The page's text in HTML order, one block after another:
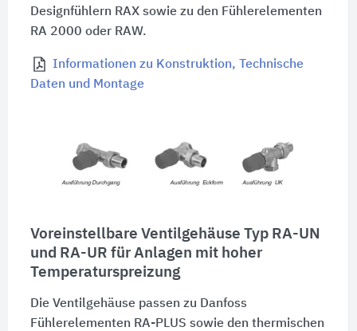
Designfühlern RAX sowie zu den Fühlerelementen
RA 2000 oder RAW.
Informationen zu Konstruktion, Technische
Daten und Montage
Voreinstellbare Ventilgehäuse Typ RA-UN
und RA-UR für Anlagen mit hoher
Temperaturspreizung
Die Ventilgehäuse passen zu Danfoss
Fühlerelementen RA-PLUS sowie den thermischen